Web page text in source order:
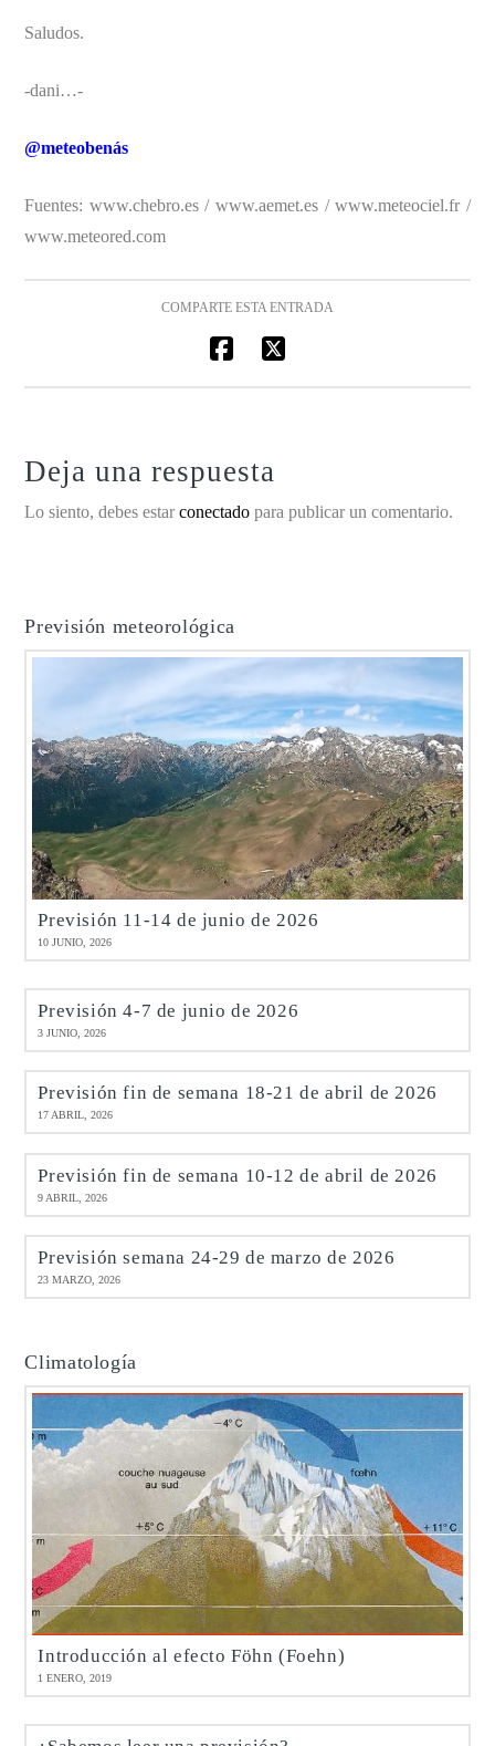
Saludos.
-dani…-
@meteobenás
Fuentes: www.chebro.es / www.aemet.es / www.meteociel.fr /
www.meteored.com
COMPARTE ESTA ENTRADA
Deja una respuesta
Lo siento, debes estarconectado para publicar un comentario.
Previsión meteorológica
Previsión 11-14 de junio de 2026
10 JUNIO, 2026
Previsión 4-7 de junio de 2026
3 JUNIO, 2026
Previsión fin de semana 18-21 de abril de 2026
17 ABRIL, 2026
Previsión fin de semana 10-12 de abril de 2026
9 ABRIL, 2026
Previsión semana 24-29 de marzo de 2026
23 MARZO, 2026
Climatología
Introducción al efecto Föhn (Foehn)
1 ENERO, 2019